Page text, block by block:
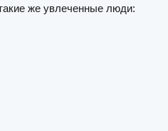
же увлеченные люди: